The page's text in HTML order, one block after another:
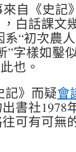
來自《史記
白話課文
“初次農
”字樣如鑿
也。
記》而疑會
書社1978
可有可無